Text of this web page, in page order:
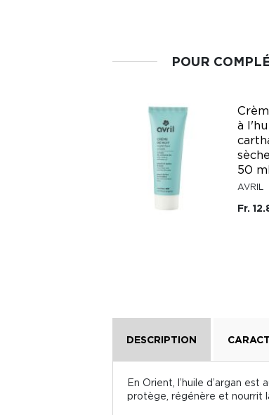
POUR
à
50
AVRIL
Fr.
DESCRIPTION
En Orient, l’huile d’argan
protège, régénère et nourrit